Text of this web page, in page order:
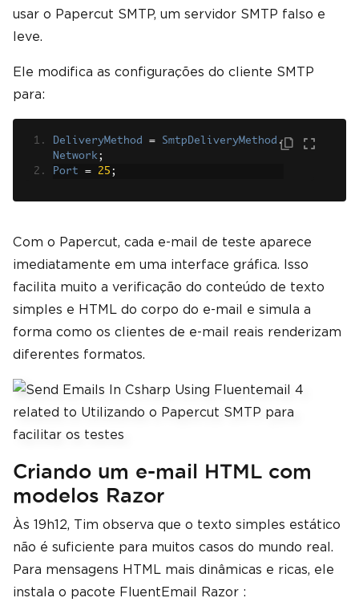
usar o Papercut SMTP, um servidor SMTP falso e
leve.
Ele modifica as configurações do cliente SMTP
para:
DeliveryMethod = SmtpDeliveryMethod .
Network;
Port
= 25 ;
Com o Papercut, cada e-mail de teste aparece
imediatamente em uma interface gráfica. Isso
facilita muito a verificação do conteúdo de texto
simples e HTML do corpo do e-mail e simula a
forma como os clientes de e-mail reais renderizam
diferentes formatos.
Criando um e-mail HTML com
modelos Razor
Às 19h12, Tim observa que o texto simples estático
não é suficiente para muitos casos do mundo real.
Para mensagens HTML mais dinâmicas e ricas, ele
instala o pacote FluentEmail Razor :